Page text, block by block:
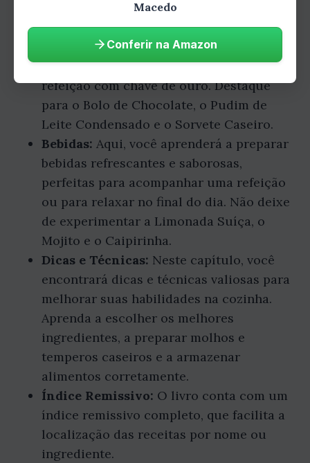
Sobremesas:Neste capítulo, você
encontrará receitas de sobremesas doces
e irresistíveis, perfeitas para finalizar uma
refeição com chave de ouro. Destaque
para o Bolo de Chocolate, o Pudim de
Leite Condensado e o Sorvete Caseiro.
Bebidas: Aqui, você aprenderá a preparar
bebidas refrescantes e saborosas,
perfeitas para acompanhar uma refeição
ou para relaxar no final do dia. Não deixe
de experimentar a Limonada Suíça, o
Mojito e o Caipirinha.
Dicas e Técnicas: Neste capítulo, você
encontrará dicas e técnicas valiosas para
melhorar suas habilidades na cozinha.
Aprenda a escolher os melhores
ingredientes, a preparar molhos e
temperos caseiros e a armazenar
alimentos corretamente.
Índice Remissivo: O livro conta com um
índice remissivo completo, que facilita a
localização das receitas por nome ou
ingrediente.
Macedo
Conferir na Amazon